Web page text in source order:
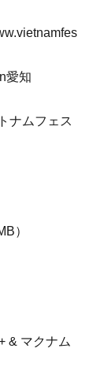
愛知
ナムフェス
）
& マクナム